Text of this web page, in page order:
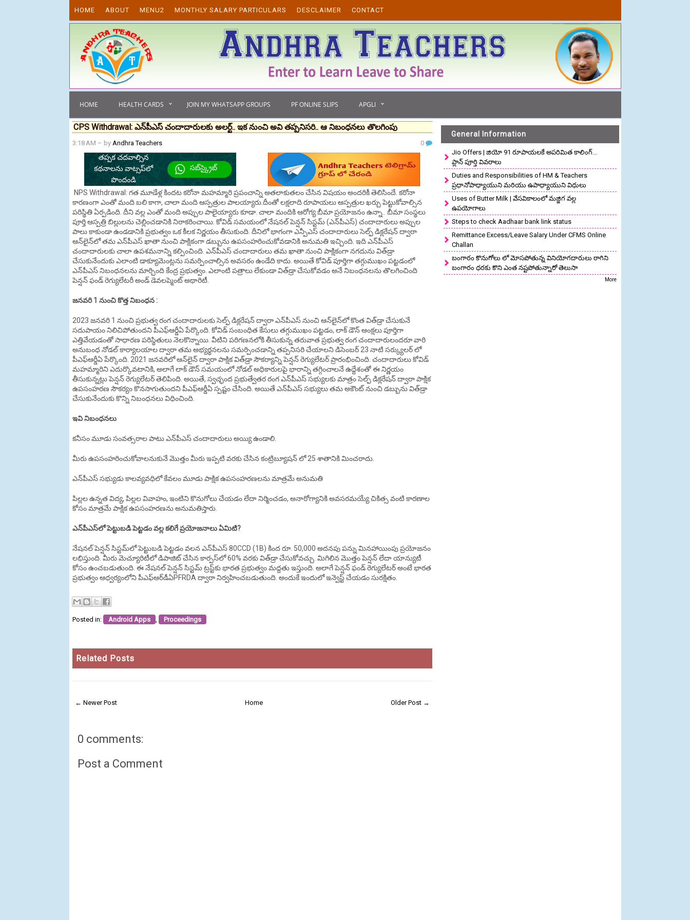
HOME ABOUT MENU2 MONTHLY SALARY PARTICULARS DESCLAIMER CONTACT
HOME HEALTH CARDS JOIN MY WHATSAPP GROUPS PF ONLINE SLIPS APGLI
CPS Withdrawal: ఎన్‌పీఎస్‌ చందాదారులకు అలర్ట్‌.. ఇక నుంచి అవి తప్పనిసరి.. ఆ నిబంధనలు తొలగింపు
3:18 AM – by Andhra Teachers 0
NPS Withdrawal: గత మూడేళ్ల కిందట కరోనా మహమ్మారి ప్రపంచాన్ని అతలాకుతలం చేసిన విషయం అందరికీ తెలిసిందే. కరోనా
కారణంగా ఎంతో మంది బలి కాగా, చాలా మంది ఆస్పత్రుల పాలయ్యారు.దీంతో లక్షలాది రూపాయలు ఆస్పత్రుల ఖర్చు పెట్టుకోవాల్సిన
పరిస్థితి ఏర్పడింది. దీని వల్ల ఎంతో మంది అప్పుల పాలైయ్యారు కూడా. చాలా మందికి ఆరోగ్య బీమా ప్రయోజనం ఉన్నా.. బీమా సంస్థలు
పూర్తి ఆస్పత్రి బిల్లులను చెల్లించడానికి నిరాకరించాయి. కోవిడ్ సమయంలో నేషనల్ పెన్షన్ సిస్టమ్ (ఎన్‌పీఎస్‌) చందాదారులు అప్పుల
పాలు కాకుండా ఉండడానికి ప్రభుత్వం ఒక కీలక నిర్ణయం తీసుకుంది. దీనిలో భాగంగా ఎన్పీఎస్ చందాదారులు సెల్ఫ్ డిక్లరేషన్ ద్వారా
ఆన్‌లైన్‌లో తమ ఎన్‌పీఎస్‌ ఖాతా నుంచి పాక్షికంగా డబ్బును ఉపసంహరించుకోవడానికి అనుమతి ఇచ్చింది. ఇది ఎన్‌పీఎస్‌
చందాదారులకు చాలా ఉపశమనాన్ని కల్పించింది. ఎన్‌పీఎస్‌ చందాదారులు తమ ఖాతా నుంచి పాక్షికంగా నగదును విత్‌డ్రా
చేసుకునేందుకు ఎలాంటి డాక్యూమెంట్లను సమర్పించాల్సిన అవసరం ఉండేది కాదు. అయితే కోవిడ్‌ పూర్తిగా తగ్గుముఖం పట్టడంలో
ఎన్‌పీఎస్‌ నిబంధనలను మార్చింది కేంద్ర ప్రభుత్వం. ఎలాంటి పత్రాలు లేకుండా విత్‌డ్రా చేసుకోవడం అనే నిబంధనలను తొలగించింది
పెన్షన్ ఫండ్ రెగ్యులేటరీ అండ్ డెవలప్మెంట్ అథారిటీ.
జనవరి 1 నుంచి కొత్త నిబంధన :
2023 జనవరి 1 నుంచి ప్రభుత్వ రంగ చందాదారులకు సెల్ఫ్ డిక్లరేషన్ ద్వారా ఎన్‌పీఎస్‌ నుంచి ఆన్‌లైన్‌లో కొంత విత్‌డ్రా చేసుకునే
సదుపాయం నిలిచిపోతుందని పీఎఫ్ఆర్డీఏ పేర్కొంది. కోవిడ్‌ సంబంధిత కేసులు తగ్గుముఖం పట్టడం, లాక్ డౌన్ ఆంక్షలు పూర్తిగా
ఎత్తివేయడంతో సాధారణ పరిస్థితులు నెలకొన్నాయి. వీటిని పరిగణనలోకి తీసుకున్న తరువాత ప్రభుత్వ రంగ చందాదారులందరూ వారి
అనుబంధ నోడల్ కార్యాలయాల ద్వారా తమ అభ్యర్థనలను సమర్పించడాన్ని తప్పనిసరి చేయాలని డిసెంబర్ 23 నాటి సర్క్యులర్ లో
పీఎఫ్ఆర్డీఏ పేర్కొంది. 2021 జనవరిలో ఆన్‌లైన్‌ ద్వారా పాక్షిక విత్‌డ్రా సౌకర్యాన్ని పెన్షన్ రెగ్యులేటర్ ప్రారంభించింది. చందాదారులు కోవిడ్
మహమ్మారిని ఎదుర్కొవటానికి, అలాగే లాక్ డౌన్ సమయంలో నోడల్ అధికారులపై భారాన్ని తగ్గించాలనే ఉద్దేశంతో ఈ నిర్ణయం
తీసుకున్నట్లు పెన్షన్ రెగ్యులేటర్ తెలిపింది. అయితే, స్వచ్ఛంద ప్రభుత్వేతర రంగ ఎన్‌పీఎస్‌ సభ్యులకు మాత్రం సెల్ఫ్ డిక్లరేషన్ ద్వారా పాక్షిక
ఉపసంహరణ సౌకర్యం కొనసాగుతుందని పీఎఫ్ఆర్డీఏ స్పష్టం చేసింది. అయితే ఎన్‌పీఎస్‌ సభ్యులు తమ అకౌంట్‌ నుంచి డబ్బును విత్‌డ్రా
చేసుకునేందుకు కొన్ని నిబంధనలు విధించింది.
ఇవి నిబంధనలు
కనీసం మూడు సంవత్సరాల పాటు ఎన్‌పీఎస్‌ చందాదారులు అయ్యి ఉండాలి.
మీరు ఉపసంహరించుకోవాలనుకునే మొత్తం మీరు ఇప్పటి వరకు చేసిన కంట్రిబ్యూషన్ లో 25 శాతానికి మించరాదు.
ఎన్‌పీఎస్‌ సభ్యుడు కాలవ్యవధిలో కేవలం మూడు పాక్షిక ఉపసంహరణలను మాత్రమే అనుమతి
పిల్లల ఉన్నత విద్య, పిల్లల వివాహం, ఇంటిని కొనుగోలు చేయడం లేదా నిర్మించడం, అనారోగ్యానికి అవసరమయ్యే చికిత్స వంటి కారణాల
కోసం మాత్రమే పాక్షిక ఉపసంహరణను అనుమతిస్తారు.
ఎన్‌పీఎస్‌లో పెట్టుబడి పెట్టడం వల్ల కలిగే ప్రయోజనాలు ఏమిటి?
నేషనల్‌ పెన్షన్‌ సిస్టమ్‌లో పెట్టుబడి పెట్టడం వలన ఎన్‌పీఎస్‌ 80CCD (1B) కింద రూ. 50,000 అదనపు పన్ను మినహాయింపు ప్రయోజనం
లభిస్తుంది. మీరు మెచ్యూరిటీలో డిపాజిట్ చేసిన కార్పస్‌లో 60% వరకు విత్‌డ్రా చేసుకోవచ్చు. మిగిలిన మొత్తం పెన్షన్ లేదా యాన్యుటీ
కోసం ఉంచబడుతుంది. ఈ నేషనల్ పెన్షన్ సిస్టమ్ ట్రస్ట్‌కు భారత ప్రభుత్వం మద్దతు ఇస్తుంది. అలాగే పెన్షన్ ఫండ్ రెగ్యులేటర్ అంటే భారత
ప్రభుత్వం ఆధ్వర్యంలోని పీఎఫ్‌ఆర్‌డీఏPFRDA ద్వారా నిర్వహించబడుతుంది. అందుకే ఇందులో ఇన్వెస్ట్ చేయడం సురక్షితం.
Posted in: Android Apps , Proceedings
Related Posts
← Newer Post Older Post →
Home
0 comments:
Post a Comment
General Information
Jio Offers | జియో 91 రూపాయలకే అపరిమిత కాలింగ్...
ప్లాన్ పూర్తి వివరాలు
Duties and Responsibilities of HM & Teachers
ప్రధానోపాధ్యాయుని మరియు ఉపాధ్యాయుని విధులు
Uses of Butter Milk | వేసవికాలంలో మజ్జిగ వల్ల
ఉపయోగాలు
Steps to check Aadhaar bank link status
Remittance Excess/Leave Salary Under CFMS Online
Challan
బంగారం కొనుగోలు లో మోసపోతున్న వినియోగదారులు రాగిని
బంగారం ధరకు కొని ఎంత నష్టపోతున్నారో తెలుసా
More